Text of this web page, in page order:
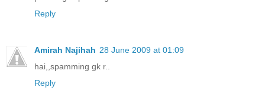
Reply
Amirah Najihah 28 June 2009 at 01:09
hai,,spamming gk r..
Reply